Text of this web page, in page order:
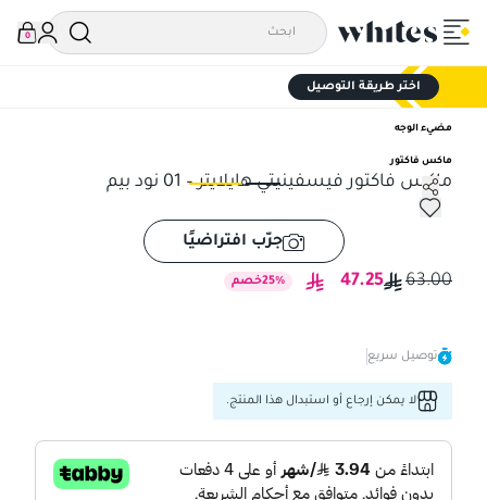
0
اختر طريقة التوصيل
مضيء الوجه
ماكس فاكتور
ماكس فاكتور فيسفينيتي هايلايتر – 01 نود بيم
ماكس فاكتور فيسفينيتي هايلايتر – 01 نود بيم
جرّب افتراضيًا
63.00
47.25
25% خصم
توصيل سريع
لا يمكن إرجاع أو استبدال هذا المنتج.